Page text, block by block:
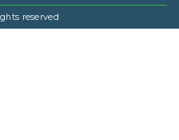
reserved